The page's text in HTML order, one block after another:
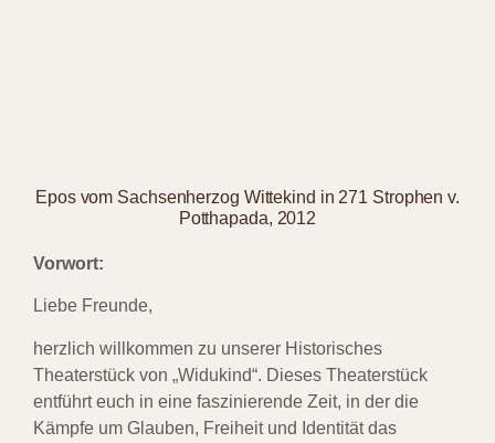
Epos vom Sachsenherzog Wittekind in 271 Strophen v.
Potthapada, 2012
Vorwort:
Liebe Freunde,
herzlich willkommen zu unserer Historisches
Theaterstück von „Widukind“. Dieses Theaterstück
entführt euch in eine faszinierende Zeit, in der die
Kämpfe um Glauben, Freiheit und Identität das